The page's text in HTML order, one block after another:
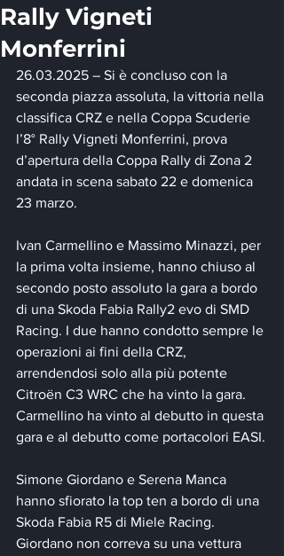
Rally Vigneti
Monferrini
26.03.2025 – Si è concluso con la
seconda piazza assoluta, la vittoria nella
classifica CRZ e nella Coppa Scuderie
l’8° Rally Vigneti Monferrini, prova
d’apertura della Coppa Rally di Zona 2
andata in scena sabato 22 e domenica
23 marzo.
Ivan Carmellino e Massimo Minazzi, per
la prima volta insieme, hanno chiuso al
secondo posto assoluto la gara a bordo
di una Skoda Fabia Rally2 evo di SMD
Racing. I due hanno condotto sempre le
operazioni ai fini della CRZ,
arrendendosi solo alla più potente
Citroën C3 WRC che ha vinto la gara.
Carmellino ha vinto al debutto in questa
gara e al debutto come portacolori EASI.
Simone Giordano e Serena Manca
hanno sfiorato la top ten a bordo di una
Skoda Fabia R5 di Miele Racing.
Giordano non correva su una vettura